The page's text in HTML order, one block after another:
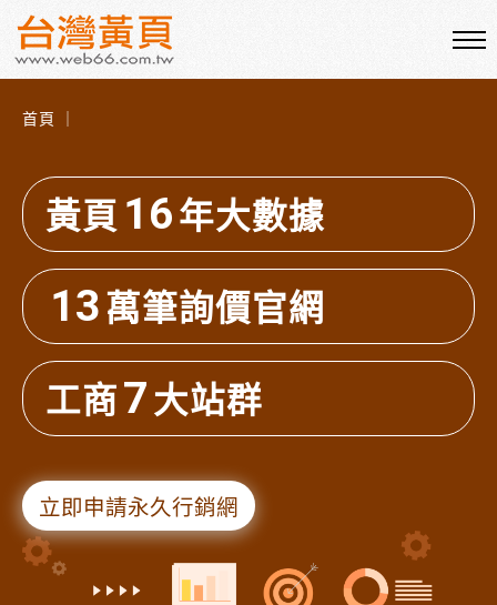
首頁 ｜
黃頁 16年大數據
13萬筆詢價官網
工商7大站群
立即申請永久行銷網